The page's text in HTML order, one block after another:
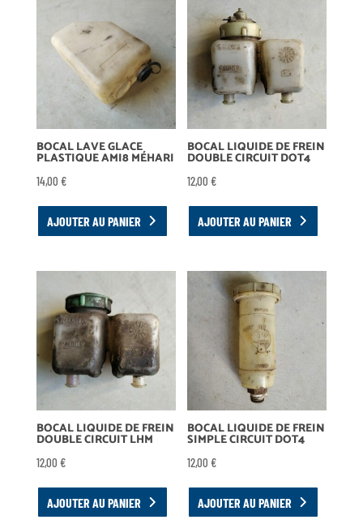
BOCAL LAVE GLACE
PLASTIQUE AMI8 MÉHARI
14,00 €
AJOUTER AU PANIER
BOCAL LIQUIDE DE FREIN
DOUBLE CIRCUIT DOT4
12,00€
AJOUTER AU PANIER
BOCAL LIQUIDE DE FREIN
DOUBLE CIRCUIT LHM
12,00 €
AJOUTER AU PANIER
BOCAL LIQUIDE DE FREIN
SIMPLE CIRCUIT DOT4
12,00€
AJOUTER AU PANIER